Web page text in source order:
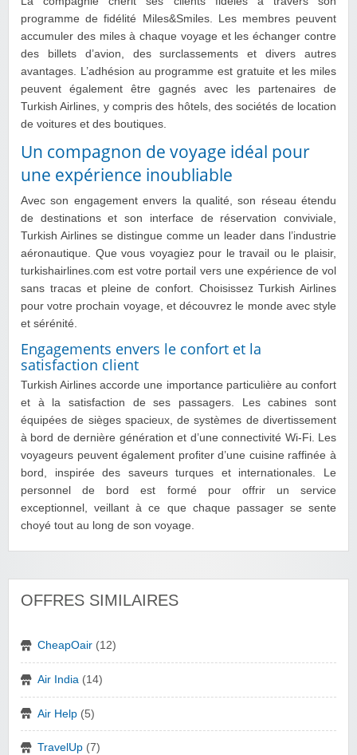
programme de fidélité Miles&Smiles. Les membres peuvent
accumuler des miles à chaque voyage et les échanger contre
des billets d’avion, des surclassements et divers autres
avantages. L’adhésion au programme est gratuite et les miles
peuvent également être gagnés avec les partenaires de
Turkish Airlines, y compris des hôtels, des sociétés de location
de voitures et des boutiques.
Un compagnon de voyage idéal pour
une expérience inoubliable
Avec son engagement envers la qualité, son réseau étendu
de destinations et son interface de réservation conviviale,
Turkish Airlines se distingue comme un leader dans l’industrie
aéronautique. Que vous voyagiez pour le travail ou le plaisir,
turkishairlines.com est votre portail vers une expérience de vol
sans tracas et pleine de confort. Choisissez Turkish Airlines
pour votre prochain voyage, et découvrez le monde avec style
et sérénité.
Engagements envers le confort et la
satisfaction client
Turkish Airlines accorde une importance particulière au confort
et à la satisfaction de ses passagers. Les cabines sont
équipées de sièges spacieux, de systèmes de divertissement
à bord de dernière génération et d’une connectivité Wi-Fi. Les
voyageurs peuvent également profiter d’une cuisine raffinée à
bord, inspirée des saveurs turques et internationales. Le
personnel de bord est formé pour offrir un service
exceptionnel, veillant à ce que chaque passager se sente
choyé tout au long de son voyage.
OFFRES SIMILAIRES
CheapOair (12)
Air India (14)
Air Help (5)
TravelUp (7)